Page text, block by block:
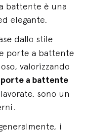
battente è una
elegante.
dallo stile
porte a battente
valorizzando
porte a battente
sono un
i